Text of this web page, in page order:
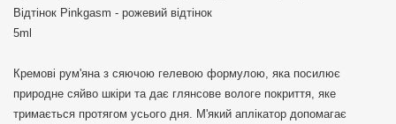
Відтінок Pinkgasm - рожевий відтінок
5ml
Кремові рум'яна з сяючою гелевою формулою, яка посилює
природне сяйво шкіри та дає глянсове вологе покриття, яке
тримається протягом усього дня. М'який аплікатор допомагає